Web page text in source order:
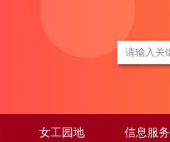
女工园地 信息服务